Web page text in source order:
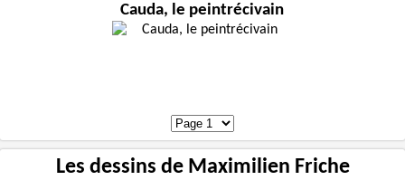
Cauda, le peintrécivain
Les dessins de Maximilien Friche